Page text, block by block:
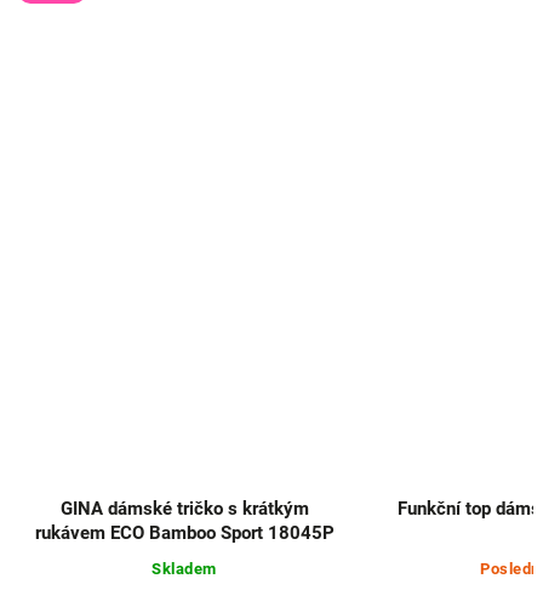
GINA dámské tričko s krátkým
rukávem ECO Bamboo Sport 18045P
Skladem
Funkční top